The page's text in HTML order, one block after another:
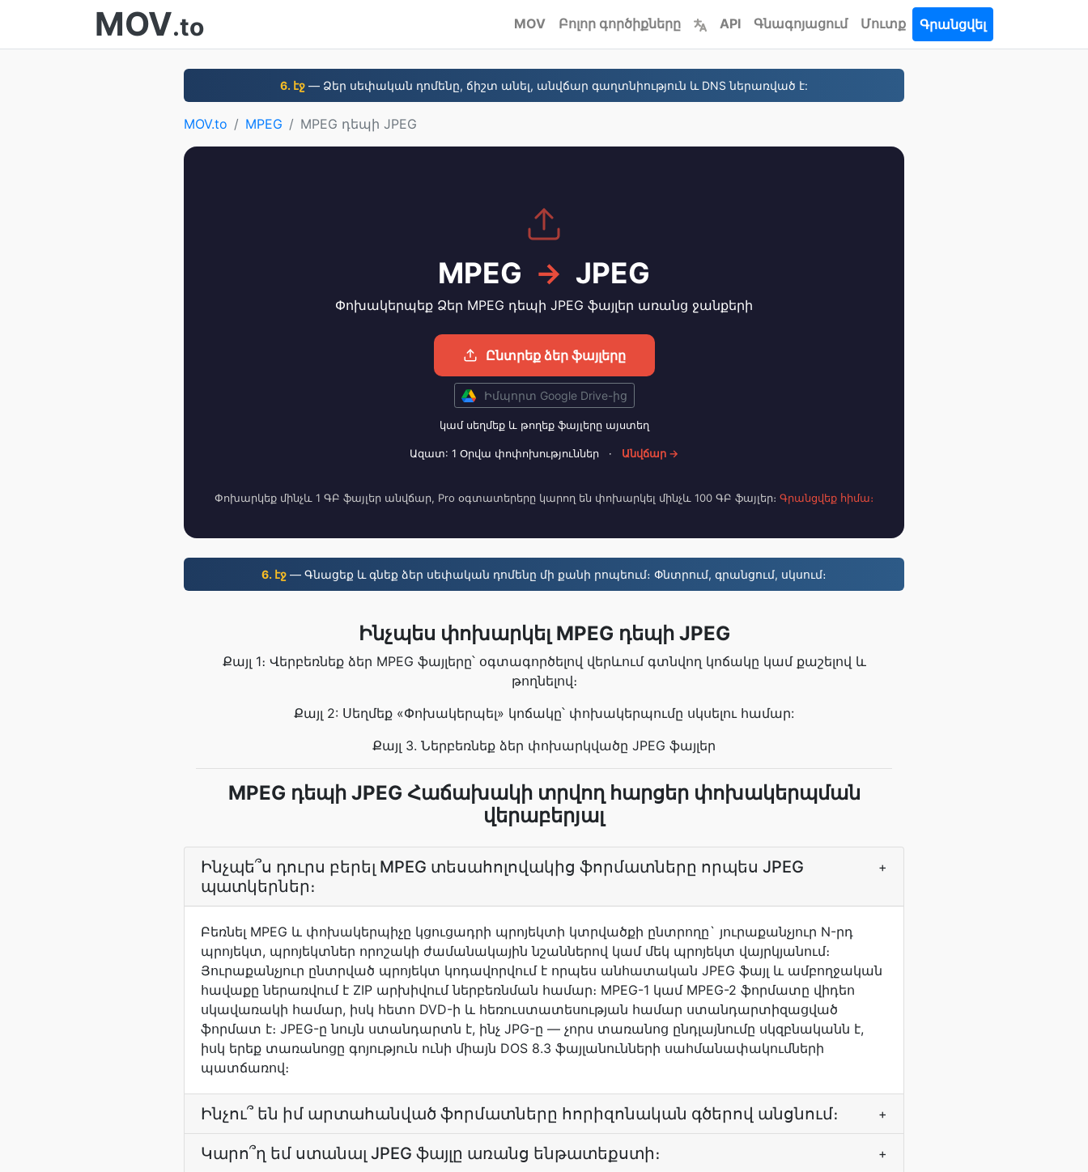
MOV.to MOV Բոլոր գործիքները API Գնագոյացում Մուտք Գրանցվել
6. էջ — Ձեր սեփական դոմենը, ճիշտ անել, անվճար գաղտնիություն և DNS ներառված է:
MOV.to MPEG MPEG դեպի JPEG
MPEG → JPEG
Փոխակերպեք Ձեր MPEG դեպի JPEG ֆայլեր առանց ջանքերի
Ընտրեք ձեր ֆայլերը
Իմպորտ Google Drive-ից
կամ սեղմեք և թողեք ֆայլերը այստեղ
Ազատ: 1 Օրվա փոփոխություններ · Անվճար →
Փոխարկեք մինչև 1 ԳԲ ֆայլեր անվճար, Pro օգտատերերը կարող են փոխարկել մինչև 100 ԳԲ ֆայլեր։ Գրանցվեք հիմա։
6. էջ — Գնացեք և գնեք ձեր սեփական դոմենը մի քանի րոպեում։ Փնտրում, գրանցում, սկսում։
Ինչպես փոխարկել MPEG դեպի JPEG
Քայլ 1։ Վերբեռնեք ձեր MPEG ֆայլերը՝ օգտագործելով վերևում գտնվող կոճակը կամ քաշելով և
թողնելով։
Քայլ 2: Սեղմեք «Փոխակերպել» կոճակը՝ փոխակերպումը սկսելու համար:
Քայլ 3. Ներբեռնեք ձեր փոխարկվածը JPEG ֆայլեր
MPEG դեպի JPEG Հաճախակի տրվող հարցեր փոխակերպման
վերաբերյալ
Ինչպե՞ս դուրս բերել MPEG տեսահոլովակից ֆորմատները որպես JPEG
պատկերներ։
+
Բեռնել MPEG և փոխակերպիչը կցուցադրի պրոյեկտի կտրվածքի ընտրողը` յուրաքանչյուր N-րդ
պրոյեկտ, պրոյեկտներ որոշակի ժամանակային նշաններով կամ մեկ պրոյեկտ վայրկյանում։
Յուրաքանչյուր ընտրված պրոյեկտ կոդավորվում է որպես անհատական JPEG ֆայլ և ամբողջական
հավաքը ներառվում է ZIP արխիվում ներբեռնման համար։ MPEG-1 կամ MPEG-2 ֆորմատը վիդեո
սկավառակի համար, իսկ հետո DVD-ի և հեռուստատեսության համար ստանդարտիզացված
ֆորմատ է։ JPEG-ը նույն ստանդարտն է, ինչ JPG-ը — չորս տառանոց ընդլայնումը սկզբնականն է,
իսկ երեք տառանոցը գոյություն ունի միայն DOS 8.3 ֆայլանունների սահմանափակումների
պատճառով։
Ինչու՞ են իմ արտահանված ֆորմատները հորիզոնական գծերով անցնում։ +
Կարո՞ղ եմ ստանալ JPEG ֆայլը առանց ենթատեքստի։ +